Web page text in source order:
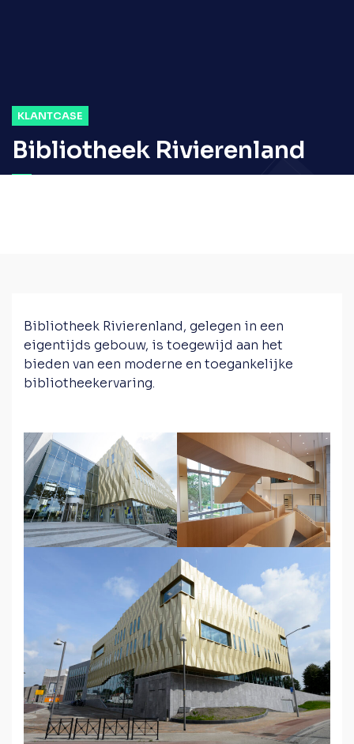
KLANTCASE
Bibliotheek Rivierenland
Bibliotheek Rivierenland, gelegen in een
eigentijds gebouw, is toegewijd aan het
bieden van een moderne en toegankelijke
bibliotheekervaring.